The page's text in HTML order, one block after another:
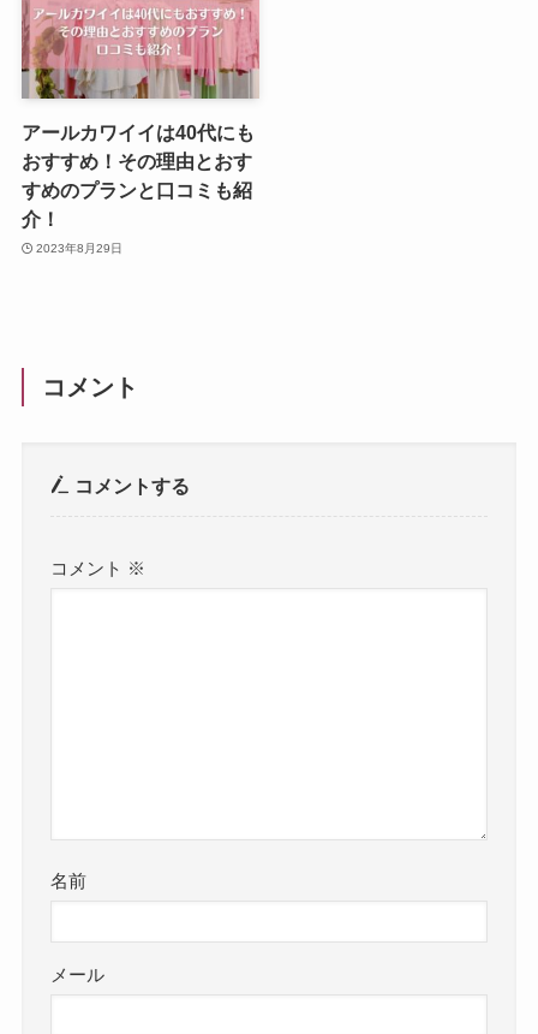
アールカワイイは40代にも
おすすめ！その理由とおす
すめのプランと口コミも紹
介！
2023年8月29日
コメント
コメントする
コメント ※
名前
メール